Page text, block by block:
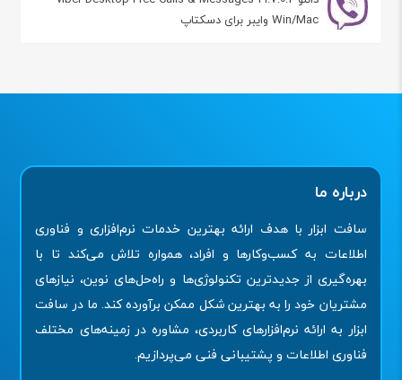
Win/Mac وایبر برای دسکتاپ
درباره ما
سافت ابزار با هدف ارائه بهترین خدمات نرم‌افزاری و فناوری
اطلاعات به کسب‌وکارها و افراد، همواره تلاش می‌کند تا با
بهره‌گیری از جدیدترین تکنولوژی‌ها و راه‌حل‌های نوین، نیازهای
مشتریان خود را به بهترین شکل ممکن برآورده کند. ما در سافت
ابزار به ارائه نرم‌افزارهای کاربردی، مشاوره در زمینه‌های مختلف
فناوری اطلاعات و پشتیبانی فنی می‌پردازیم.